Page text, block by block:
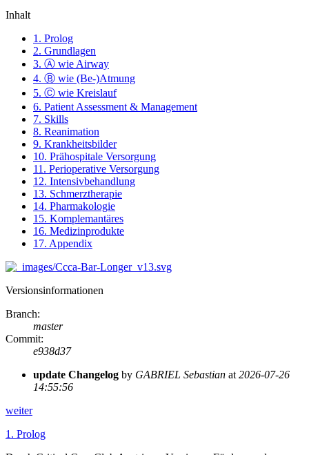
Inhalt
1. Prolog
2. Grundlagen
3. Ⓐ wie Airway
4. Ⓑ wie (Be-)Atmung
5. Ⓒ wie Kreislauf
6. Patient Assessment & Management
7. Skills
8. Reanimation
9. Krankheitsbilder
10. Prähospitale Versorgung
11. Perioperative Versorgung
12. Intensivbehandlung
13. Schmerztherapie
14. Pharmakologie
15. Komplemantäres
16. Medizinprodukte
17. Appendix
Versionsinformationen
Branch:
master
Commit:
e938d37
update Changelog by GABRIEL Sebastian at 2026-07-26
14:55:56
weiter
1. Prolog